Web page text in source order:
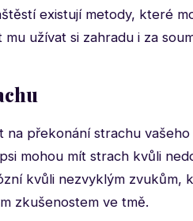
existují metody, které
užívat si zahradu i za
překonání strachu
mohou mít strach kvůli
kvůli nezvyklým zvukům,
zkušenostem ve tmě.